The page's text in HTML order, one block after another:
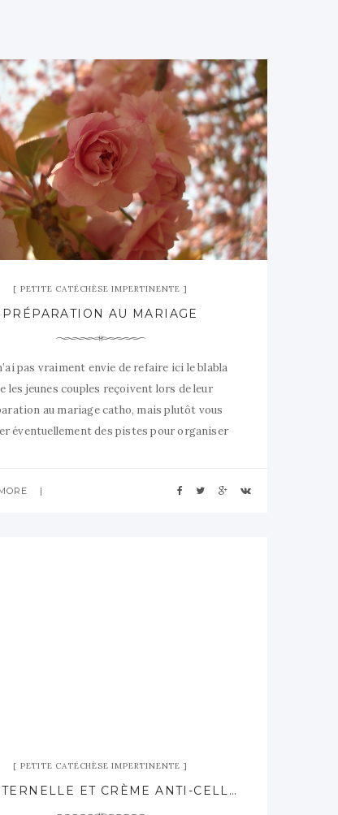
PETITE CATÉCHÈSE IMPERTINENTE
PRÉPARATION AU MARIAGE
pas vraiment envie de refaire ici le blabla
les jeunes couples reçoivent lors de leur
au mariage catho, mais plutôt vous
éventuellement des pistes pour organiser
PETITE CATÉCHÈSE IMPERTINENTE
VIE ÉTERNELLE ET CRÈME ANTI-CELLULITE : MODE D’EMPLOI PROPOSÉ PAR ST JEAN